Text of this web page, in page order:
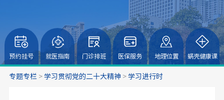
预约挂号 就医指南 门诊排班 医保服务 地理位置 蜗壳健康课
专题专栏 > 学习贯彻党的二十大精神 > 学习进行时